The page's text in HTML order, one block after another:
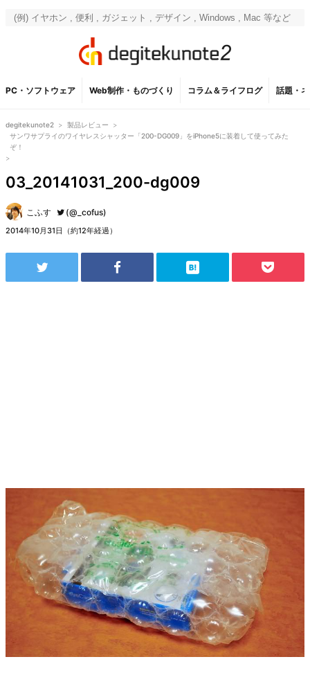
PC・ソフトウェア Web制作・ものづくり コラム＆ライフログ 話題・
degitekunote2 > 製品レビュー
>
サンワサプライのワイヤレスシャッター「200-DG009」をiPhone5に装着して使ってみた
ぞ！
>
03_20141031_200-dg009
こふす (@_cofus)
2014年10月31日（約12年経過）